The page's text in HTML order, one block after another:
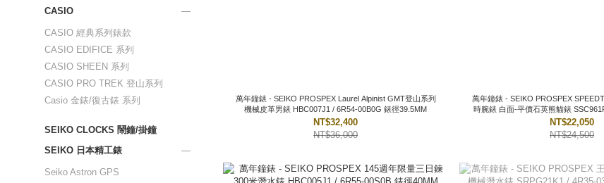
CASIO
CASIO 經典系列錶款
CASIO EDIFICE 系列
CASIO SHEEN 系列
CASIO PRO TREK 登山系列
Casio 金錶/復古錶 系列
SEIKO CLOCKS 鬧鐘/掛鐘
SEIKO 日本精工錶
Seiko Astron GPS
萬年鐘錶 - SEIKO PROSPEX Laurel Alpinist GMT登山系列
機械皮革男錶 HBC007J1 / 6R54-00B0G 錶徑39.5MM
NT$32,400
NT$36,000
萬年鐘錶 - SEIKO PROSPEX SPEEDTIMER 太陽能三眼計
時腕錶 白面-平價石英熊貓錶 SSC961P1 / V192-00A0S 錶
徑39MM
NT$22,050
NT$24,500